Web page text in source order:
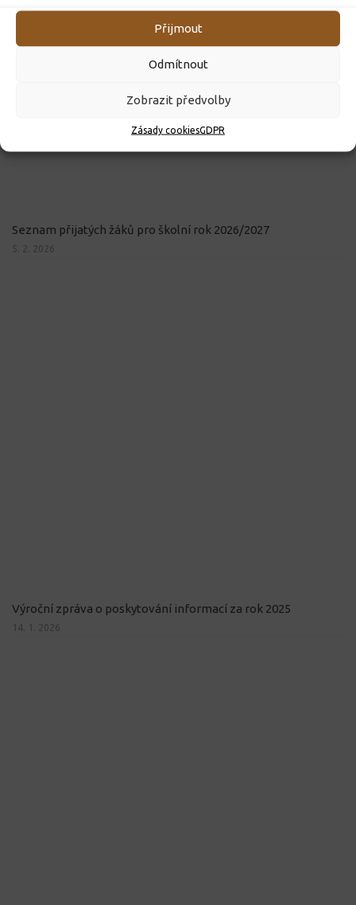
Přijmout
Odmítnout
Zobrazit předvolby
Zásady cookiesGDPR
Seznam přijatých žáků pro školní rok 2026/2027
5. 2. 2026
Výroční zpráva o poskytování informací za rok 2025
14. 1. 2026